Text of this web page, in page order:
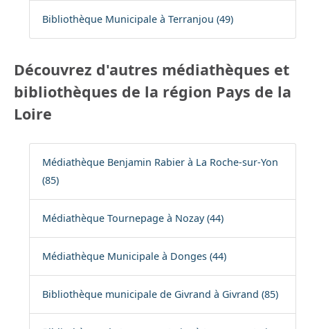
Bibliothèque Municipale à Terranjou (49)
Découvrez d'autres médiathèques et
bibliothèques de la région Pays de la
Loire
Médiathèque Benjamin Rabier à La Roche-sur-Yon
(85)
Médiathèque Tournepage à Nozay (44)
Médiathèque Municipale à Donges (44)
Bibliothèque municipale de Givrand à Givrand (85)